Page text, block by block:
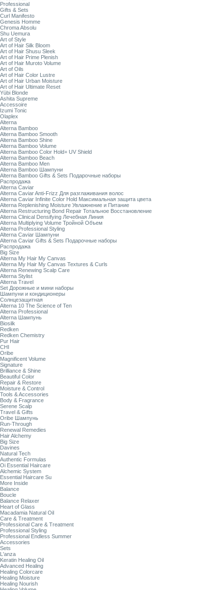
Professional
Gifts & Sets
Curl Manifesto
Genesis Homme
Chroma Absolu
Shu Uemura
Art of Style
Art of Hair Silk Bloom
Art of Hair Shusu Sleek
Art of Hair Prime Plenish
Art of Hair Muroto Volume
Art of Oils
Art of Hair Color Lustre
Art of Hair Urban Moisture
Art of Hair Ultimate Reset
Yūbi Blonde
Ashita Supreme
Accessoire
Izumi Tonic
Olaplex
Alterna
Alterna Bamboo
Alterna Bamboo Smooth
Alterna Bamboo Shine
Alterna Bamboo Volume
Alterna Bamboo Color Hold+ UV Shield
Alterna Bamboo Beach
Alterna Bamboo Men
Alterna Bamboo Шампуни
Alterna Bamboo Gifts & Sets Подарочные наборы
Распродажа
Alterna Caviar
Alterna Caviar Anti-Frizz Для разглаживания волос
Alterna Caviar Infinite Color Hold Максимальная защита цвета
Alterna Replenishing Moisture Увлажнение и Питание
Alterna Restructuring Bond Repair Тотальное Восстановление
Alterna Clinical Densifying Лечебная Линия
Alterna Multiplying Volume Тройной Объем
Alterna Professional Styling
Alterna Caviar Шампуни
Alterna Caviar Gifts & Sets Подарочные наборы
Распродажа
Big Size
Alterna My Hair My Canvas
Alterna My Hair My Canvas Textures & Curls
Alterna Renewing Scalp Care
Alterna Stylist
Alterna Travel
Set Дорожные и мини наборы
Шампуни и кондиционеры
Солнцезащитная
Alterna 10 The Science of Ten
Alterna Professional
Alterna Шампунь
Biosilk
Redken
Redken Chemistry
Pur Hair
CHI
Oribe
Magnificent Volume
Signature
Brilliance & Shine
Beautiful Color
Repair & Restore
Moisture & Control
Tools & Accessories
Body & Fragrance
Serene Scalp
Travel & Gifts
Oribe Шампунь
Run-Through
Renewal Remedies
Hair Alchemy
Big Size
Davines
Natural Tech
Authentic Formulas
Oi Essential Haircare
Alchemic System
Essential Haircare Su
More Inside
Balance
Boucle
Balance Relaxer
Heart of Glass
Macadamia Natural Oil
Care & Treatment
Professional Care & Treatment
Professional Styling
Professional Endless Summer
Accessories
Sets
L'anza
Keratin Healing Oil
Advanced Healing
Healing Colorcare
Healing Moisture
Healing Nourish